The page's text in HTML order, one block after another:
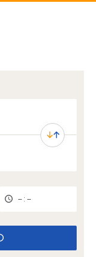
-- : --